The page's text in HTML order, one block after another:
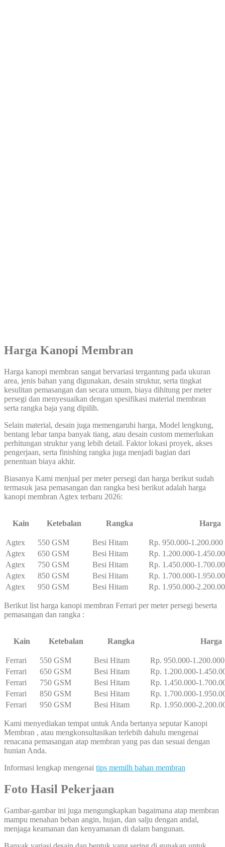
Harga Kanopi Membran
Harga kanopi membran sangat bervariasi tergantung pada ukuran
area, jenis bahan yang digunakan, desain struktur, serta tingkat
kesulitan pemasangan dan secara umum, biaya dihitung per meter
persegi dan menyesuaikan dengan spesifikasi material membran
serta rangka baja yang dipilih.
Selain material, desain juga memengaruhi harga, Model lengkung,
bentang lebar tanpa banyak tiang, atau desain custom memerlukan
perhitungan struktur yang lebih detail. Faktor lokasi proyek, akses
pengerjaan, serta finishing rangka juga menjadi bagian dari
penentuan biaya akhir.
Biasanya Kami menjual per meter persegi dan harga berikut sudah
termasuk jasa pemasangan dan rangka besi berikut adalah harga
kanopi membran Agtex terbaru 2026:
Kain Ketebalan Rangka Harga
Agtex 550 GSM Besi Hitam
Rp. 950.000-1.200.000
Agtex
650 GSM Besi Hitam
Rp. 1.200.000-
Agtex
750 GSM Besi Hitam
Rp. 1.450.000-
Agtex
850 GSM Besi Hitam
Rp. 1.700.000-
Agtex
950 GSM Besi Hitam Rp. 1.950.000-
Berikut list harga kanopi membran Ferrari per meter persegi beserta
pemasangan dan rangka :
Kain Ketebalan Rangka Harga
Ferrari 550 GSM Besi Hitam
Rp. 950.000-1.200.000
Ferrari
650 GSM Besi Hitam
Rp. 1.200.000-
Ferrari
750 GSM Besi Hitam
Rp. 1.450.000-
Ferrari
850 GSM Besi Hitam
Rp. 1.700.000-
Ferrari
950 GSM Besi Hitam Rp. 1.950.000-
Kami menyediakan tempat untuk Anda bertanya seputar Kanopi
Membran , atau mengkonsultasikan terlebih dahulu mengenai
renacana pemasangan atap membran yang pas dan sesuai dengan
hunian Anda.
Informasi lengkap mengenai tips memilh bahan membran
Foto Hasil Pekerjaan
Gambar-gambar ini juga mengungkapkan bagaimana atap membran
mampu menahan beban angin, hujan, dan salju dengan andal,
menjaga keamanan dan kenyamanan di dalam bangunan.